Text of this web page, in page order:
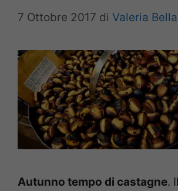
7 Ottobre 2017 di Valeria
Autunno tempo di castagne.